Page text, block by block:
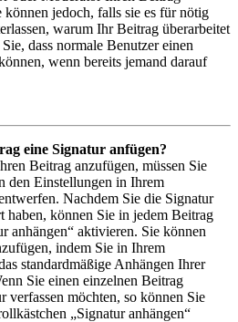
können jedoch, falls sie es für nötig
warum Ihr Beitrag überarbeitet
dass normale Benutzer einen
wenn bereits jemand darauf
eine Signatur anfügen?
Beitrag anzufügen, müssen Sie
den Einstellungen in Ihrem
Nachdem Sie die Signatur
haben, können Sie in jedem Beitrag
anhängen“ aktivieren. Sie können
indem Sie in Ihrem
standardmäßige Anhängen Ihrer
Sie einen einzelnen Beitrag
verfassen möchten, so können Sie
„Signatur anhängen“